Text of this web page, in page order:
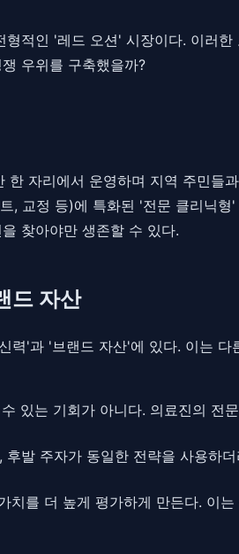
적인 '레드 오션' 시장이다. 이러
우위를 구축했을까?
자리에서 운영하며 지역 주민
, 교정 등)에 특화된 '전문 클리닉
찾아야만 생존할 수 있다.
드 자산
력'과 '브랜드 자산'에 있다. 이는
있는 기회가 아니다. 의료진의
발 주자가 동일한 전략을 사용하
치를 더 높게 평가하게 만든다. 이